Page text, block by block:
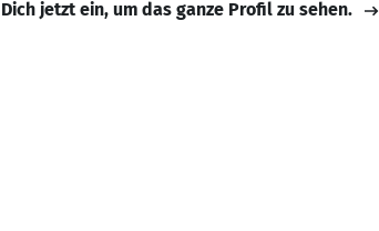
jetzt ein, um das ganze Profil zu sehen.